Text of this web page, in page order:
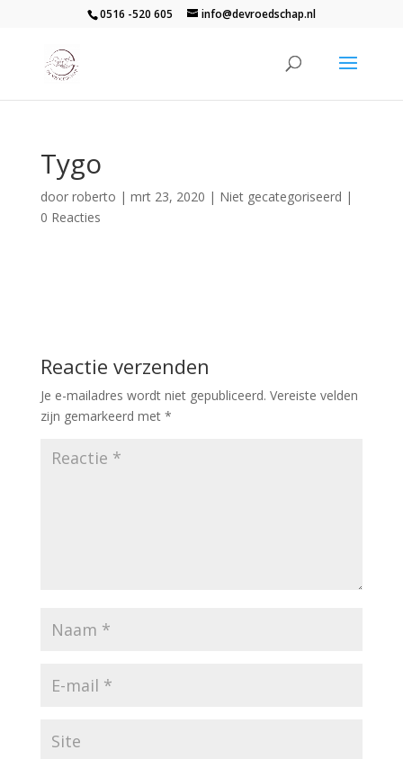
0516 -520 605 info@devroedschap.nl
Tygo
door roberto | mrt 23, 2020 | Niet gecategoriseerd |
0 Reacties
Reactie verzenden
Je e-mailadres wordt niet gepubliceerd. Vereiste velden
zijn gemarkeerd met *